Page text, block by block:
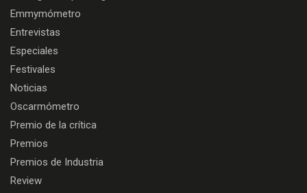
Emmymómetro
Entrevistas
Especiales
Festivales
Noticias
Oscarmómetro
Premio de la crítica
Premios
Premios de Industria
Review